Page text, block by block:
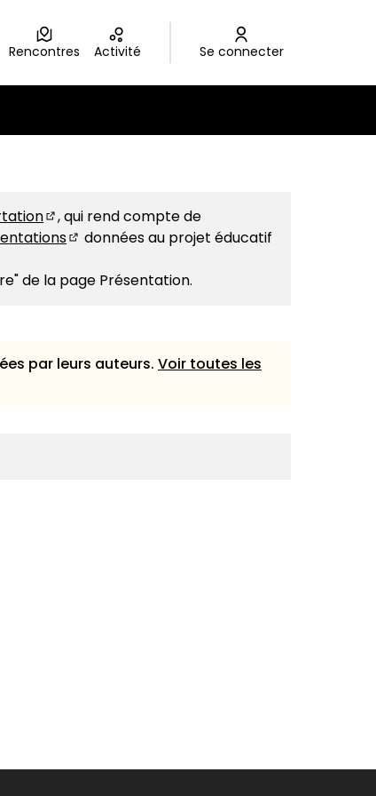
Rencontres Activité Se connecter
(S'ouvre dans un nouvel onglet)
, qui rend compte de
(S'ouvre dans un nouvel onglet)
données au projet éducatif
de la page Présentation.
par leurs auteurs. Voir toutes les